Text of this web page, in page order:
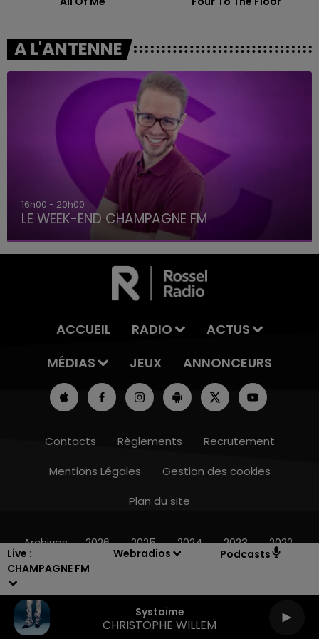
Live :
CHAMPAGNE FM
Webradios Podcasts
Systaime
CHRISTOPHE WILLEM
7h00 - 12h00
A L'ANTENNE
16h00 - 20h00
LE WEEK-END CHAMPAGNE FM
ACCUEIL RADIO
ACTUS
MÉDIAS
JEUX ANNONCEURS
Contacts Règlements
Recrutement
Mentions Légales
Gestion des cookies
Plan du site
Archives 2026 2025 2024 2023 2022